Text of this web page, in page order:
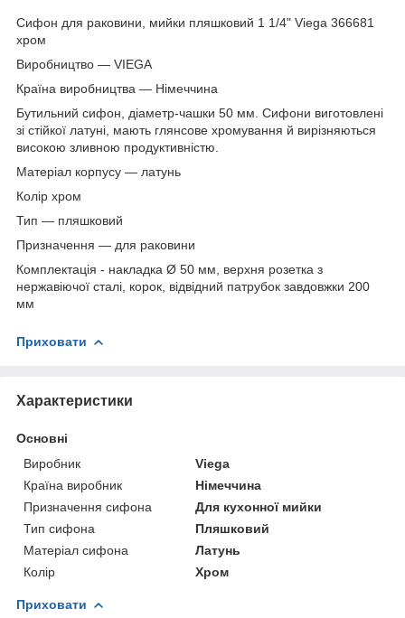
Сифон для раковини, мийки пляшковий 1 1/4" Viega 366681
хром
Виробництво — VIEGA
Країна виробництва — Німеччина
Бyтильний сифон, діаметp-чашки 50 мм. Сифони виготовлені
зі стійкої латуні, мають глянсове хромування й вирізняються
високою зливною продуктивністю.
Матеріал корпусу — латунь
Колір хром
Тип — пляшковий
Призначення — для раковини
Комплектація - накладка Ø 50 мм, верхня розетка з
нержавіючої сталі, корок, відвідний патрубок завдовжки 200
мм
Приховати
Характеристики
Основні
Виробник
Viega
Країна виробник
Німеччина
Призначення сифона
Для кухонної мийки
Тип сифона
Пляшковий
Матеріал сифона
Латунь
Колір
Хром
Приховати